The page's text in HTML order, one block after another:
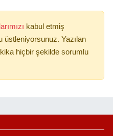
kabul etmiş
üstleniyorsunuz. Yazılan
hiçbir şekilde sorumlu